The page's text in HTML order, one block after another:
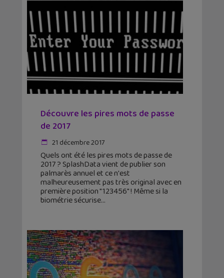
Découvre les pires mots de passe
de 2017
21 décembre 2017
Quels ont été les pires mots de passe de
2017 ? SplashData vient de publier son
palmarès annuel et ce n'est
malheureusement pas très original avec en
première position "123456" ! Même si la
biométrie sécurise